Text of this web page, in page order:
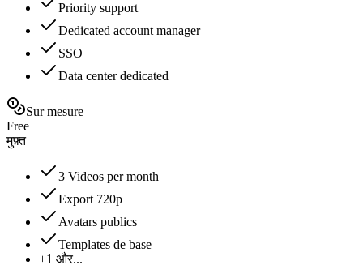
Priority support
Dedicated account manager
SSO
Data center dedicated
Sur mesure
Free
मुफ़्त
3 Videos per month
Export 720p
Avatars publics
Templates de base
+1 और...